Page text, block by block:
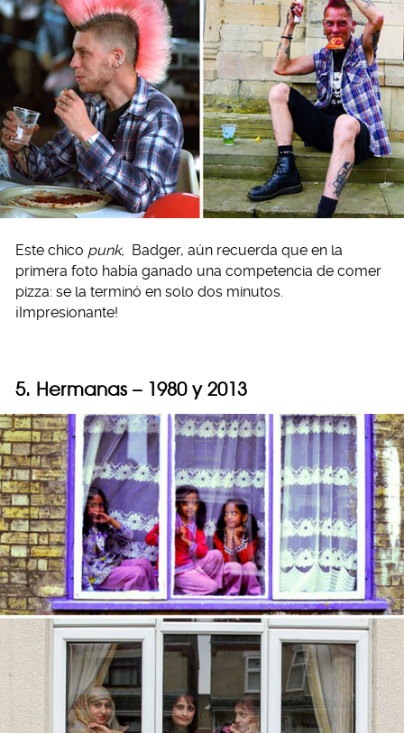
Este chico punk, Badger, aún recuerda que en la
primera foto había ganado una competencia de comer
pizza: se la terminó en solo dos minutos.
¡Impresionante!
5. Hermanas – 1980 y 2013